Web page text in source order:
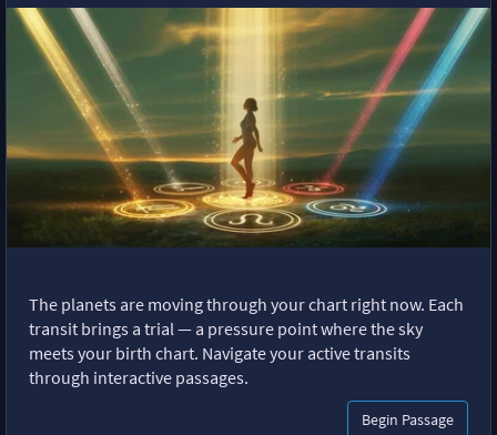
The planets are moving through your chart right now. Each
transit brings a trial — a pressure point where the sky
meets your birth chart. Navigate your active transits
through interactive passages.
Begin Passage